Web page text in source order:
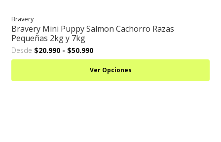
Bravery
Bravery Mini Puppy Salmon Cachorro Razas
Pequeñas 2kg y 7kg
Desde $20.990 - $50.990
Ver Opciones